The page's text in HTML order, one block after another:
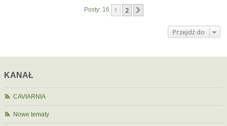
Posty: 16 1 2
Przejdź do
KANAŁ
CAVIARNIA
Nowe tematy